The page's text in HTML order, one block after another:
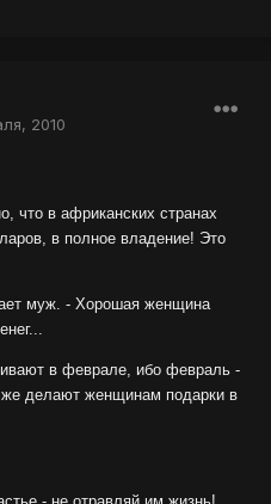
2010
что в африканских странах
в полное владение! Это
муж. - Хорошая женщина
в феврале, ибо февраль -
делают женщинам подарки в